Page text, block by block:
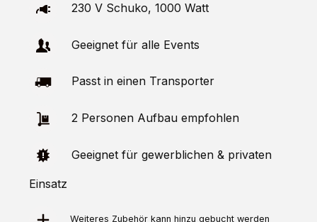
230 V Schuko, 1000 Watt
Geeignet für alle Events
Passt in einen Transporter
2 Personen Aufbau empfohlen
Geeignet für gewerblichen & privaten
Einsatz
Weiteres Zubehör kann hinzu gebucht werden